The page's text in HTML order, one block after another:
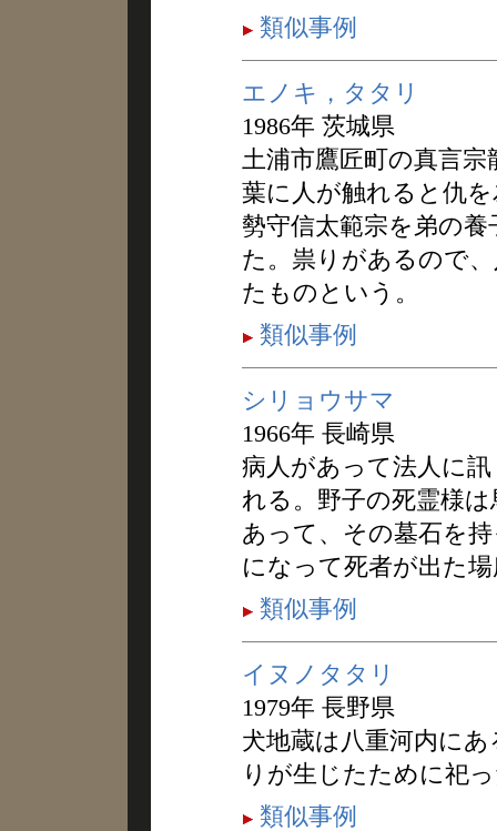
類似事例
エノキ，タタリ
1986年 茨城県
土浦市鷹匠町の真言
葉に人が触れると仇
勢守信太範宗を弟の
た。祟りがあるので
たものという。
類似事例
シリョウサマ
1966年 長崎県
病人があって法人に
れる。野子の死霊様
あって、その墓石を
になって死者が出た
類似事例
イヌノタタリ
1979年 長野県
犬地蔵は八重河内に
りが生じたために祀
類似事例